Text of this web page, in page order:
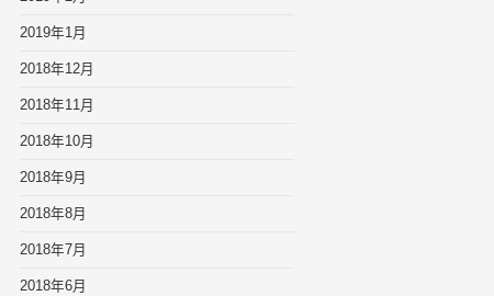
2019年1月
2018年12月
2018年11月
2018年10月
2018年9月
2018年8月
2018年7月
2018年6月